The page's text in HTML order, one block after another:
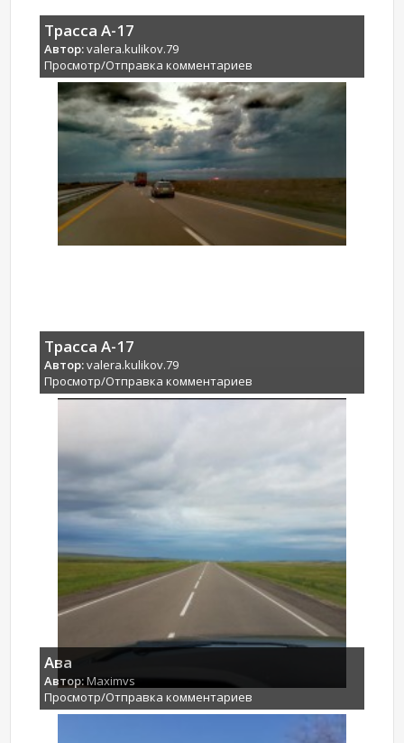
Трасса А-17
Автор:valera.kulikov.79
Просмотр/Отправка комментариев
Трасса А-17
Автор:valera.kulikov.79
Просмотр/Отправка комментариев
Ава
Автор: Maximvs
Просмотр/Отправка комментариев